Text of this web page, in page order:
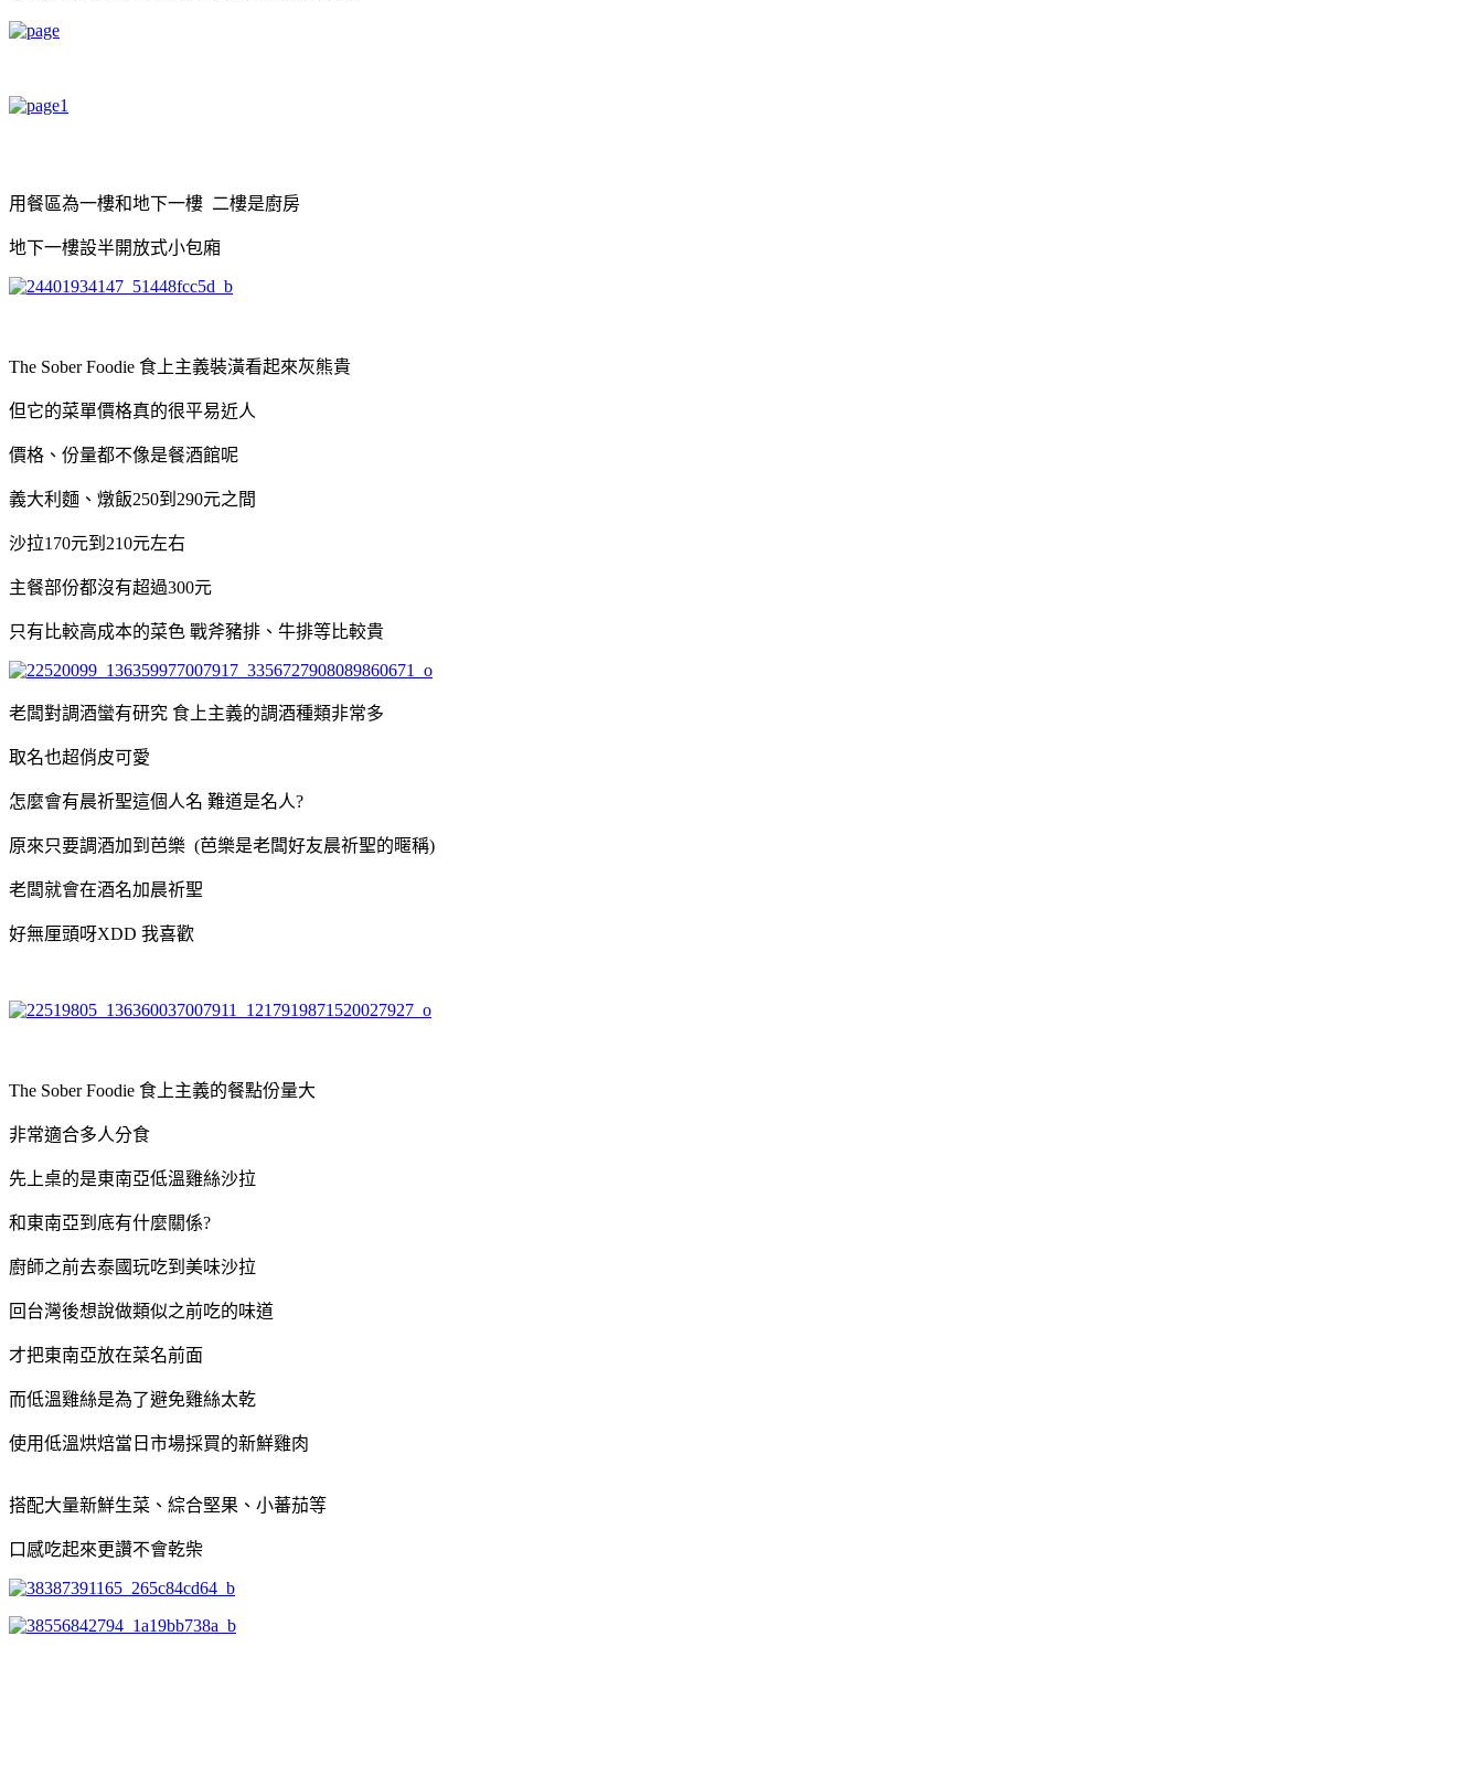
用餐區為一樓和地下一樓 二樓是廚房
地下一樓設半開放式小包廂
The Sober Foodie 食上主義裝潢看起來灰熊貴
但它的菜單價格真的很平易近人
價格、份量都不像是餐酒館呢
義大利麵、燉飯250到290元之間
沙拉170元到210元左右
主餐部份都沒有超過300元
只有比較高成本的菜色 戰斧豬排、牛排等比較貴
老闆對調酒蠻有研究 食上主義的調酒種類非常多
取名也超俏皮可愛
怎麼會有晨祈聖這個人名 難道是名人?
原來只要調酒加到芭樂 (芭樂是老闆好友晨祈聖的暱稱)
老闆就會在酒名加晨祈聖
好無厘頭呀XDD 我喜歡
The Sober Foodie 食上主義的餐點份量大
非常適合多人分食
先上桌的是東南亞低溫雞絲沙拉
和東南亞到底有什麼關係?
廚師之前去泰國玩吃到美味沙拉
回台灣後想說做類似之前吃的味道
才把東南亞放在菜名前面
而低溫雞絲是為了避免雞絲太乾
使用低溫烘焙當日市場採買的新鮮雞肉
搭配大量新鮮生菜、綜合堅果、小蕃茄等
口感吃起來更讚不會乾柴